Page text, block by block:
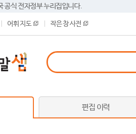
공식 전자정부 누리집입니다.
어휘 지도 작은 창 사전
편집 이력